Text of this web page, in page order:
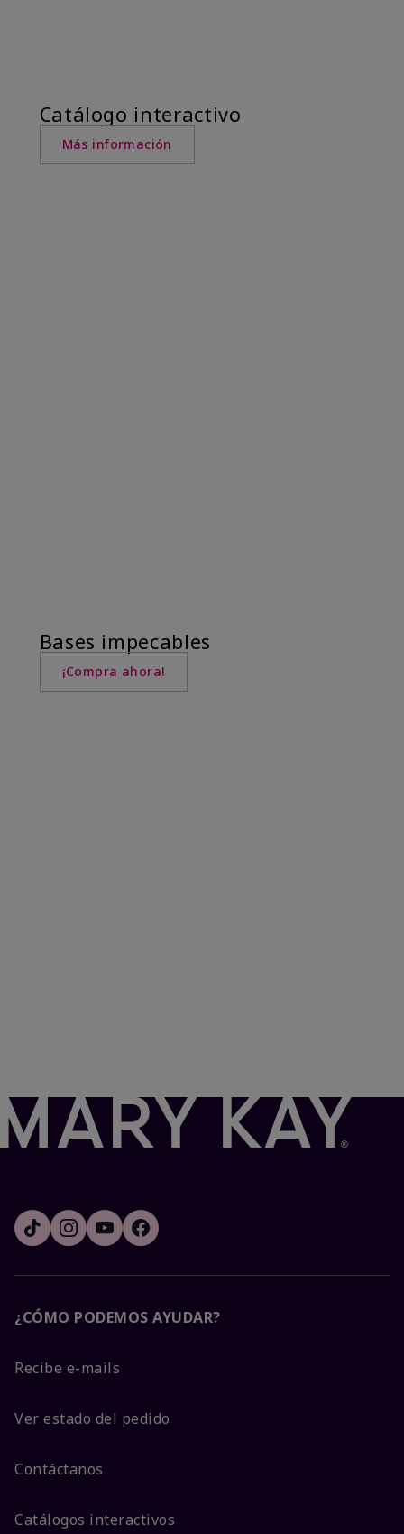
Catálogo interactivo
Más información
Bases impecables
¡Compra ahora!
¿CÓMO PODEMOS AYUDAR?
Recibe e-mails
Ver estado del pedido
Contáctanos
Catálogos interactivos